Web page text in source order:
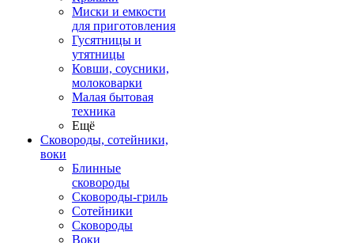
Миски и емкости
для приготовления
Гусятницы и
утятницы
Ковши, соусники,
молоковарки
Малая бытовая
техника
Ещё
Сковороды, сотейники,
воки
Блинные
сковороды
Сковороды-гриль
Сотейники
Сковороды
Воки